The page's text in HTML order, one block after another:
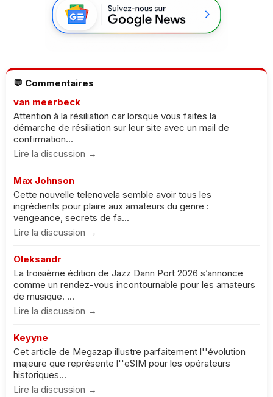
💬 Commentaires
van meerbeck
Attention à la résiliation car lorsque vous faites la
démarche de résiliation sur leur site avec un mail de
confirmation...
Lire la discussion →
Max Johnson
Cette nouvelle telenovela semble avoir tous les
ingrédients pour plaire aux amateurs du genre :
vengeance, secrets de fa...
Lire la discussion →
Oleksandr
La troisième édition de Jazz Dann Port 2026 s’annonce
comme un rendez-vous incontournable pour les amateurs
de musique. ...
Lire la discussion →
Keyyne
Cet article de Megazap illustre parfaitement l''évolution
majeure que représente l''eSIM pour les opérateurs
historiques...
Lire la discussion →